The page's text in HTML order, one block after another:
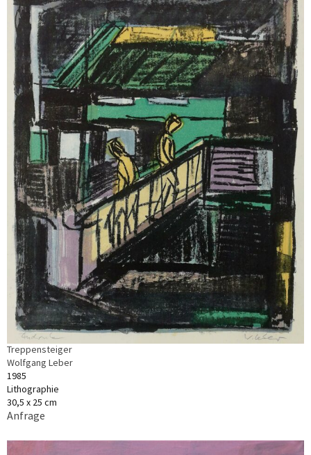
Treppensteiger
Wolfgang Leber
1985
Lithographie
30,5 x 25 cm
Anfrage